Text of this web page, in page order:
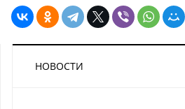
НОВОСТИ